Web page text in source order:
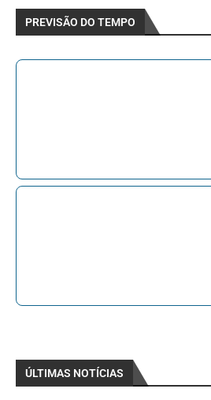
PREVISÃO DO TEMPO
ÚLTIMAS NOTÍCIAS